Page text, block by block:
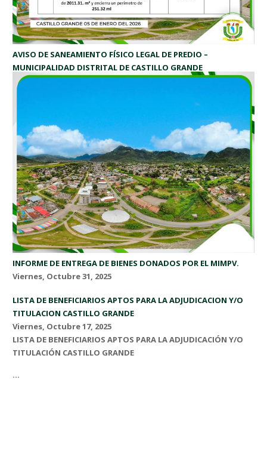
AVISO DE SANEAMIENTO FÍSICO LEGAL DE PREDIO –
MUNICIPALIDAD DISTRITAL DE CASTILLO GRANDE
Lunes, Enero 5, 2026
INFORME DE ENTREGA DE BIENES DONADOS POR EL MIMPV.
Viernes, Octubre 31, 2025
LISTA DE BENEFICIARIOS APTOS PARA LA ADJUDICACION Y/O
TITULACION CASTILLO GRANDE
Viernes, Octubre 17, 2025
LISTA DE BENEFICIARIOS APTOS PARA LA ADJUDICACIÓN Y/O
TITULACIÓN CASTILLO GRANDE
...